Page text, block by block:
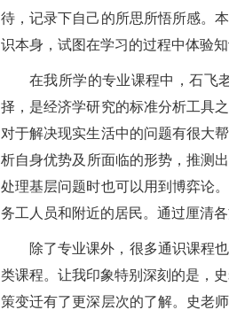
待，记录下自己的所思所悟所感。
识本身，试图在学习的过程中体验
在我所学的专业课程中，石飞
择，是经济学研究的标准分析工具
对于解决现实生活中的问题有很大
析自身优势及所面临的形势，推测
处理基层问题时也可以用到博弈论
务工人员和附近的居民。通过厘清
除了专业课外，很多通识课程
类课程。让我印象特别深刻的是，
策变迁有了更深层次的了解。史老